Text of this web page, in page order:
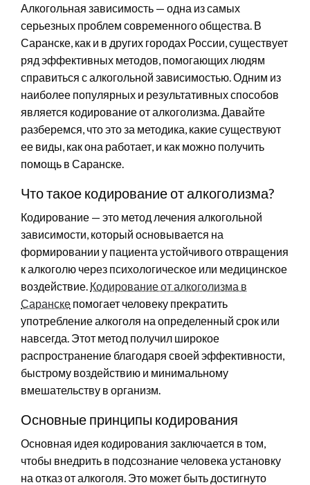
Алкогольная зависимость — одна из самых
серьезных проблем современного общества. В
Саранске, как и в других городах России, существует
ряд эффективных методов, помогающих людям
справиться с алкогольной зависимостью. Одним из
наиболее популярных и результативных способов
является кодирование от алкоголизма. Давайте
разберемся, что это за методика, какие существуют
ее виды, как она работает, и как можно получить
помощь в Саранске.
Что такое кодирование от алкоголизма?
Кодирование — это метод лечения алкогольной
зависимости, который основывается на
формировании у пациента устойчивого отвращения
к алкоголю через психологическое или медицинское
воздействие. Кодирование от алкоголизма в
Саранске помогает человеку прекратить
употребление алкоголя на определенный срок или
навсегда. Этот метод получил широкое
распространение благодаря своей эффективности,
быстрому воздействию и минимальному
вмешательству в организм.
Основные принципы кодирования
Основная идея кодирования заключается в том,
чтобы внедрить в подсознание человека установку
на отказ от алкоголя. Это может быть достигнуто